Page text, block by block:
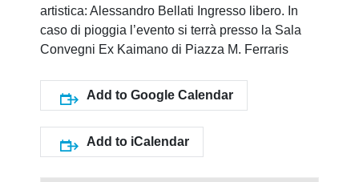
artistica: Alessandro Bellati Ingresso libero. In
caso di pioggia l’evento si terrà presso la Sala
Convegni Ex Kaimano di Piazza M. Ferraris
Add to Google Calendar
Add to iCalendar